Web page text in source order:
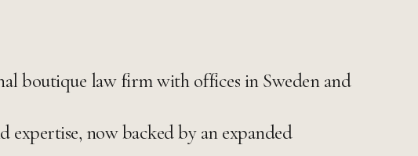
boutique law firm with offices in Sweden and
now backed by an expanded